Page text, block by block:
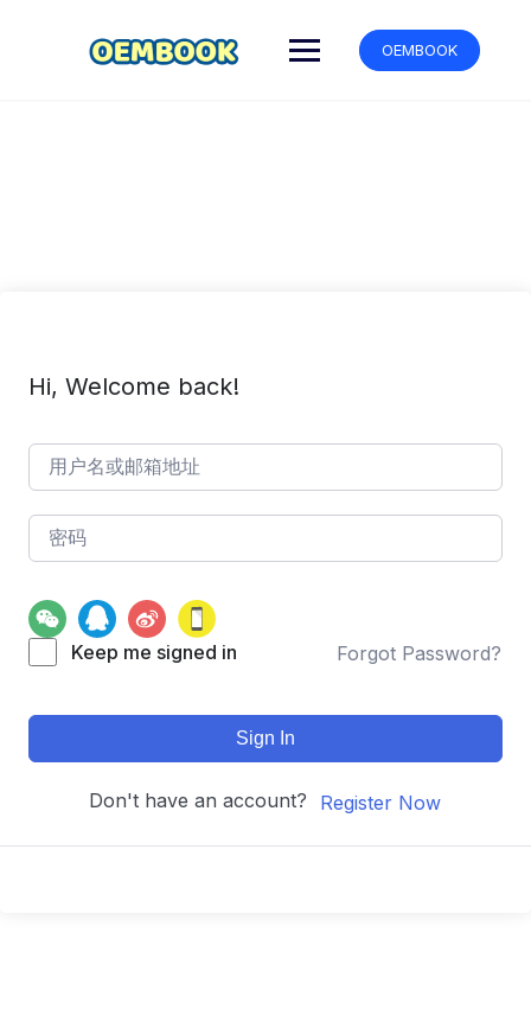
OEMBOOK
Hi, Welcome back!
Keep me signed in Forgot Password?
Sign In
Don't have an account? Register Now